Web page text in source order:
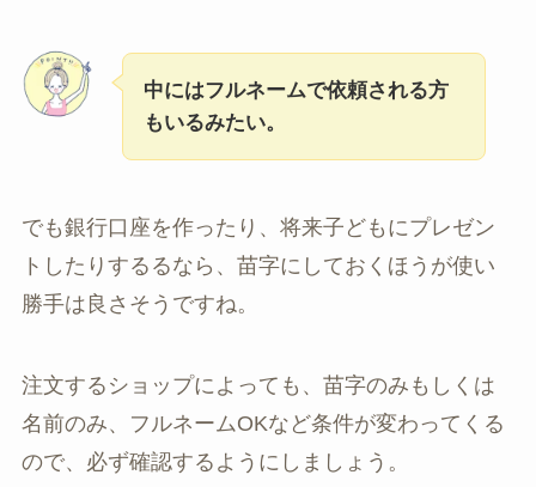
中にはフルネームで依頼される方
もいるみたい。
でも銀行口座を作ったり、将来子どもにプレゼン
トしたりするるなら、苗字にしておくほうが使い
勝手は良さそうですね。
注文するショップによっても、苗字のみもしくは
名前のみ、フルネームOKなど条件が変わってくる
ので、必ず確認するようにしましょう。